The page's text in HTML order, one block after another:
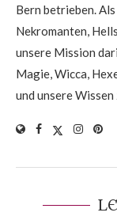
Bern betrieben.
Nekromanten,
unsere Mission
Magie, Wicca,
und unsere